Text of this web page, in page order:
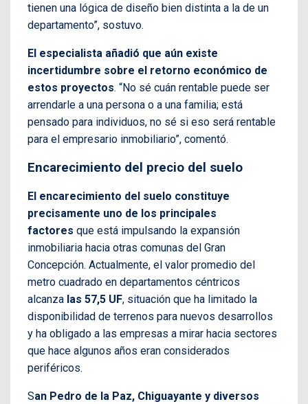
tienen una lógica de diseño bien distinta a la de un
departamento”, sostuvo.
El especialista añadió que aún existe
incertidumbre sobre el retorno económico de
estos proyectos. “No sé cuán rentable puede ser
arrendarle a una persona o a una familia; está
pensado para individuos, no sé si eso será rentable
para el empresario inmobiliario”, comentó.
Encarecimiento del precio del suelo
El encarecimiento del suelo constituye
precisamente uno de los principales
factores que está impulsando la expansión
inmobiliaria hacia otras comunas del Gran
Concepción. Actualmente, el valor promedio del
metro cuadrado en departamentos céntricos
alcanza las 57,5 UF, situación que ha limitado la
disponibilidad de terrenos para nuevos desarrollos
y ha obligado a las empresas a mirar hacia sectores
que hace algunos años eran considerados
periféricos.
San Pedro de la Paz, Chiguayante y diversos